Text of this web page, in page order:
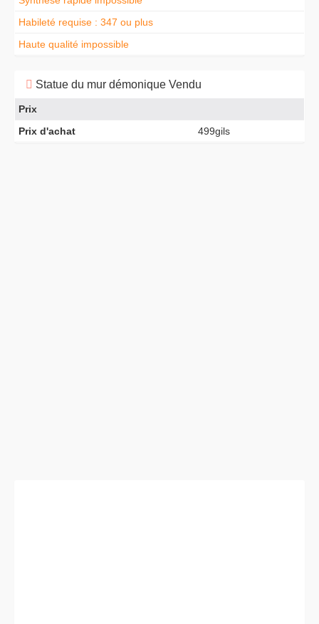
Habileté requise : 347 ou plus
Haute qualité impossible
Statue du mur démonique Vendu
Prix
Prix d'achat
499gils